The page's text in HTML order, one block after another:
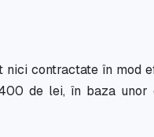
contractate în mod
de lei, în baza unor